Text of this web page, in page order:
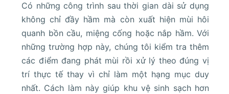
Có những công trình sau thời gian dài sử dụng
không chỉ đầy hầm mà còn xuất hiện mùi hôi
quanh bồn cầu, miệng cống hoặc nắp hầm. Với
những trường hợp này, chúng tôi kiểm tra thêm
các điểm đang phát mùi rồi xử lý theo đúng vị
trí thực tế thay vì chỉ làm một hạng mục duy
nhất. Cách làm này giúp khu vệ sinh sạch hơn